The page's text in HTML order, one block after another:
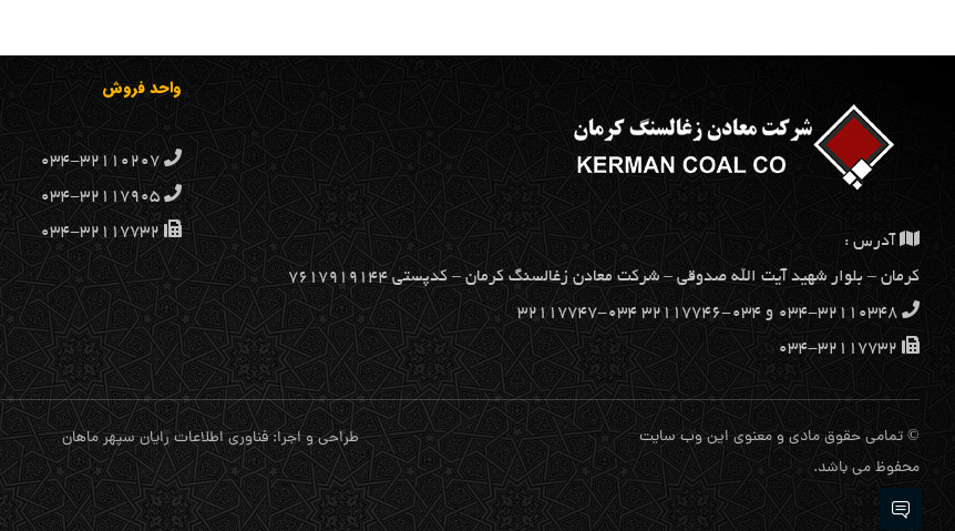
آدرس :
كرمان – بلوار شهيد آيت الله صدوقي – شركت معادن زغالسنگ كرمان – کدپستی ۷۶۱۷۹۱۹۱۴۴
واحد فروش
۰۳۴-۳۲۱۱۰۲۰۷
۰۳۴-۳۲۱۱۷۹۰۵
۰۳۴-۳۲۱۱۷۷۳۲
© تمامی حقوق مادی و معنوی این وب سایت
محفوظ می باشد.
طراحی و اجرا: فناوری اطلاعات رایان سپهر ماهان